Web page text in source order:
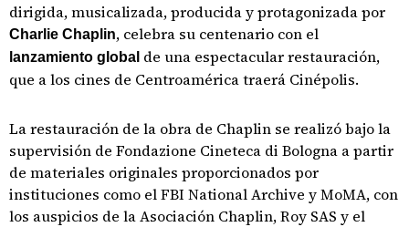
dirigida, musicalizada, producida y protagonizada por
Charlie Chaplin, celebra su centenario con el
lanzamiento global de una espectacular restauración,
que a los cines de Centroamérica traerá Cinépolis.
La restauración de la obra de Chaplin se realizó bajo la
supervisión de Fondazione Cineteca di Bologna a partir
de materiales originales proporcionados por
instituciones como el FBI National Archive y MoMA, con
los auspicios de la Asociación Chaplin, Roy SAS y el